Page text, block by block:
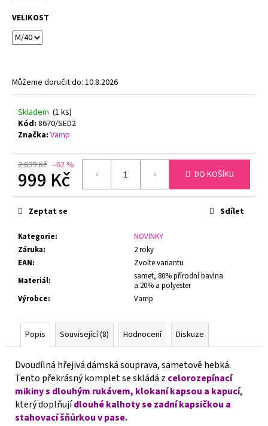
VELIKOST
Můžeme doručit do: 10.8.2026
Skladem (1 ks)
Kód: 8670/SED2
Značka: Vamp
2 699 Kč –62 %
999 Kč
Měrná
cena:
DO KOŠÍKU
Kategorie:
NOVINKY
Záruka:
2 roky
EAN:
Zvolte variantu
Materiál:
samet, 80% přírodní bavlna
a 20% a polyester
Výrobce: Vamp
Zeptat se Sdílet
Popis Související (8) Hodnocení Diskuze
Dvoudílná hřejivá dámská souprava, sametově hebká.
Tento překrásný komplet se skládá z celorozepínací
mikiny s dlouhým rukávem, klokaní kapsou a kapucí,
který doplňujídlouhé kalhoty se zadní kapsičkou a
stahovací šňůrkou v pase.
o
r
u
j
e
m
NATURANA
5063
ZMENŠOVACÍ
PODPRSENKA
MINIMIZER
TMAVĚ
729
Kč